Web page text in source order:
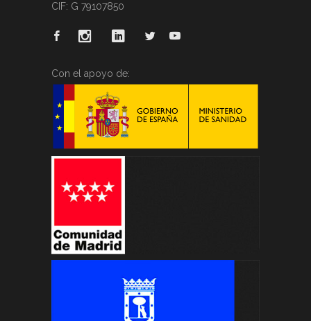
CIF: G 79107850
Con el apoyo de: